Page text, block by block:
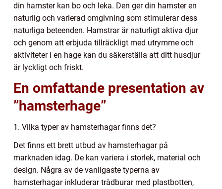
din hamster kan bo och leka. Den ger din hamster en
naturlig och varierad omgivning som stimulerar dess
naturliga beteenden. Hamstrar är naturligt aktiva djur
och genom att erbjuda tillräckligt med utrymme och
aktiviteter i en hage kan du säkerställa att ditt husdjur
är lyckligt och friskt.
En omfattande presentation av
”hamsterhage”
1. Vilka typer av hamsterhagar finns det?
Det finns ett brett utbud av hamsterhagar på
marknaden idag. De kan variera i storlek, material och
design. Några av de vanligaste typerna av
hamsterhagar inkluderar trådburar med plastbotten,